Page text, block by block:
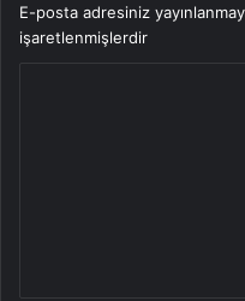
E-posta adresiniz
işaretlenmişlerdir